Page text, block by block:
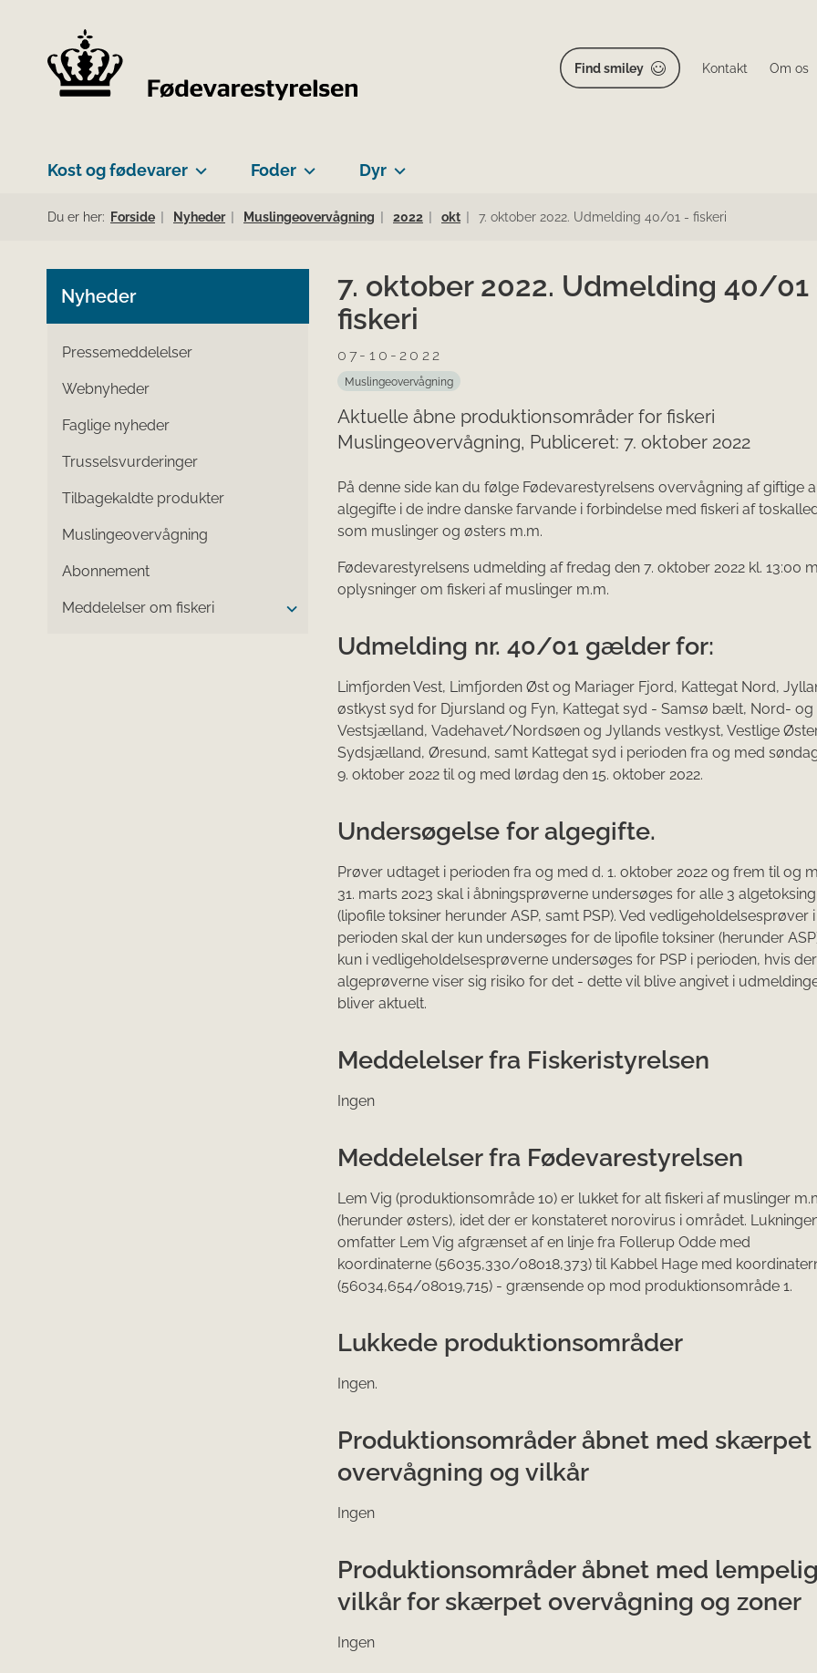
Find smiley Kontakt Om os
Kost og fødevarer Foder Dyr
Du er her: Forside Nyheder Muslingeovervågning 2022 okt 7. oktober 2022. Udmelding 40/01 - fiskeri
Nyheder
Pressemeddelelser
Webnyheder
Faglige nyheder
Trusselsvurderinger
Tilbagekaldte produkter
Muslingeovervågning
Abonnement
Meddelelser om fiskeri
7. oktober 2022. Udmelding 40/01
fiskeri
07-10-2022
Muslingeovervågning
Aktuelle åbne produktionsområder for fiskeri
Muslingeovervågning, Publiceret: 7. oktober 2022
På denne side kan du følge Fødevarestyrelsens overvågning af giftige
algegifte i de indre danske farvande i forbindelse med fiskeri af
som muslinger og østers m.m.
Fødevarestyrelsens udmelding af fredag den 7. oktober 2022 kl. 13​:00
oplysninger om fiskeri af muslinger m.m.
Udmelding nr. 40/01 gælder for:
Limfjorden Vest, Limfjorden Øst og Mariager Fjord, Kattegat Nord,
østkyst syd for Djursland og Fyn, Kattegat syd - Samsø bælt, Nord- og
Vestsjælland, Vadehavet/Nordsøen og Jyllands vestkyst, Vestlige
Sydsjælland, Øresund, samt Kattegat syd i perioden fra og med
9. oktober 2022 til og med lørdag den 15. oktober 2022.
Undersøgelse for algegifte.
Prøver udtaget i perioden fra og med d. 1. oktober 2022 og frem til og
31. marts 2023 skal i åbningsprøverne undersøges for alle 3
(lipofile toksiner herunder ASP, samt PSP). Ved vedligeholdelsesprøver i
perioden skal der kun undersøges for de lipofile toksiner (herunder
kun i vedligeholdelsesprøverne undersøges for PSP i perioden, hvis
algeprøverne viser sig risiko for det - dette vil blive angivet i
bliver aktuelt.
Meddelelser fra Fiskeristyrelsen
Ingen
Meddelelser fra Fødevarestyrelsen
Lem Vig (produktionsområde 10) er lukket for alt fiskeri af muslinger
(herunder østers), idet der er konstateret norovirus i området.
omfatter Lem Vig afgrænset af en linje fra Follerup Odde med
koordinaterne (56o35,330/08o18,373) til Kabbel Hage med
(56o34,654/08o19,715) - grænsende op mod produktionsområde 1.
Lukkede produktionsområder
Ingen.
Produktionsområder åbnet med skærpet
overvågning og vilkår
Ingen
Produktionsområder åbnet med
vilkår for skærpet overvågning og zoner
Ingen